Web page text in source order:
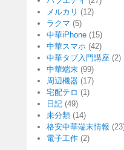
メルカリ (12)
ラクマ (5)
中華iPhone (15)
中華スマホ (42)
中華タブ入門講座 (2)
中華端末 (99)
周辺機器 (17)
宅配テロ (1)
日記 (49)
未分類 (14)
格安中華端末情報
電子工作 (2)